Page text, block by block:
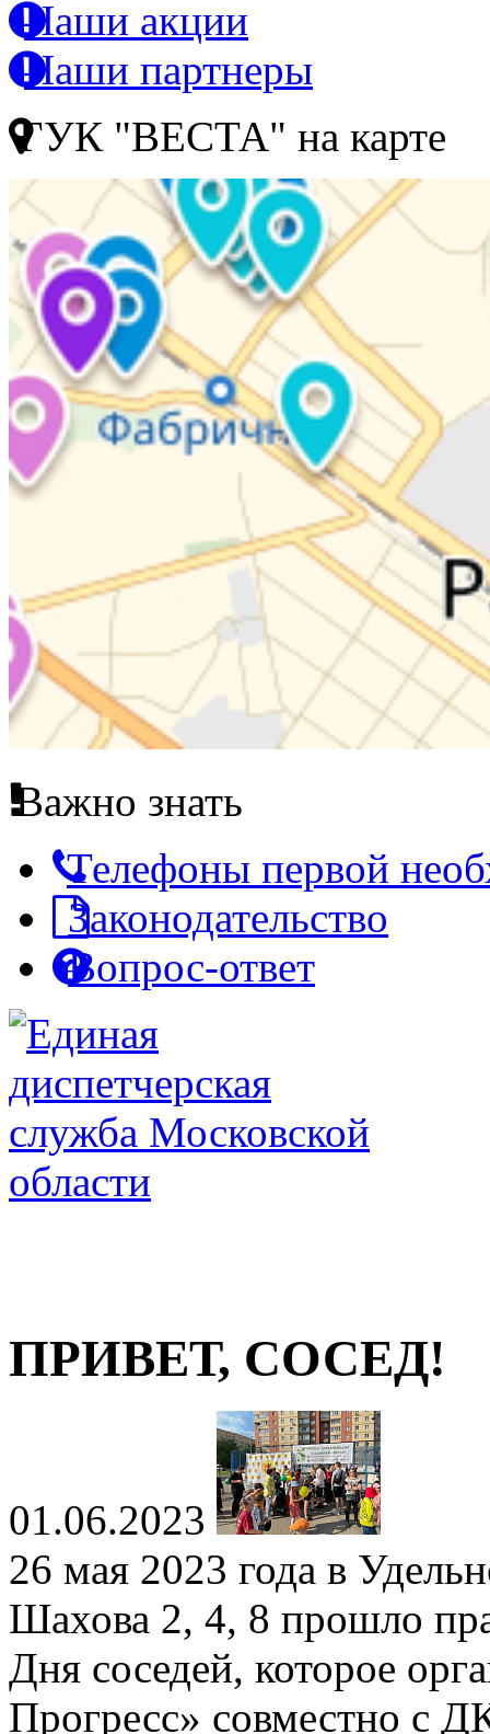
Наши акции
Наши партнеры
ГУК "ВЕСТА" на карте
Важно знать
Телефоны первой
Законодательство
Вопрос-ответ
ПРИВЕТ, СОСЕД!
01.06.2023
26 мая 2023 года в
Шахова 2, 4, 8 прошло
Дня соседей, которое
Прогресс» совместно с